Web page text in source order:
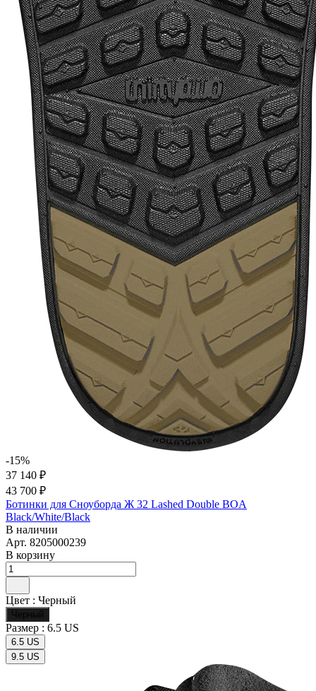
-15%
37 140 ₽
43 700 ₽
Ботинки для Сноуборда Ж 32 Lashed Double BOA
Black/White/Black
В наличии
Арт. 8205000239
В корзину
Цвет : Черный
Черный
Размер : 6.5 US
6.5 US
9.5 US